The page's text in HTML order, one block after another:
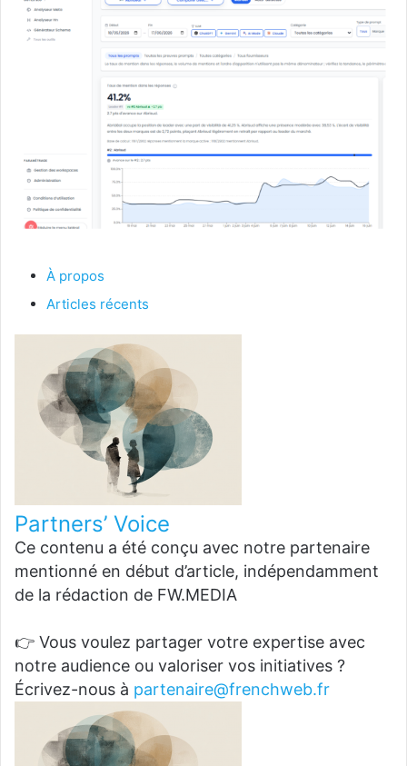
À propos
Articles récents
Partners’ Voice
Ce contenu a été conçu avec notre partenaire
mentionné en début d’article, indépendamment
de la rédaction de FW.MEDIA
👉 Vous voulez partager votre expertise avec
notre audience ou valoriser vos initiatives ?
Écrivez-nous à partenaire@frenchweb.fr